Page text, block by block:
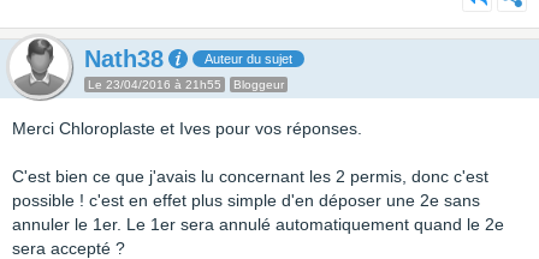
Nath38 Auteur du sujet
Le 23/04/2016 à 21h55 Bloggeur
Merci Chloroplaste et Ives pour vos réponses.
C'est bien ce que j'avais lu concernant les 2 permis, donc c'est
possible ! c'est en effet plus simple d'en déposer une 2e sans
annuler le 1er. Le 1er sera annulé automatiquement quand le 2e
sera accepté ?